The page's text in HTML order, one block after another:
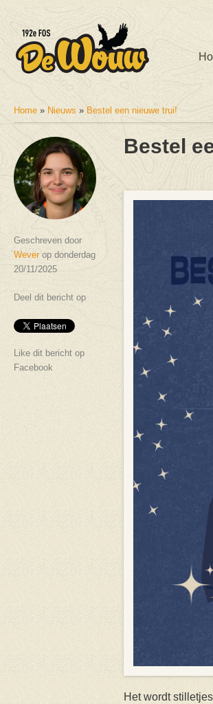
U bent hier
Home » Nieuws » Bestel een nieuwe trui!
Geschreven door
Weverop donderdag
20/11/2025
Deel dit bericht op
Like dit bericht op
Facebook
Bestel
Het wordt